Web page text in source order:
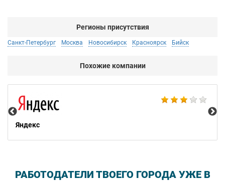
Регионы присутствия
Санкт-Петербург Москва Новосибирск Красноярск Бийск
Похожие компании
Яндекс
РАБОТОДАТЕЛИ ТВОЕГО ГОРОДА УЖЕ В